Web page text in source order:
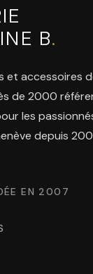
B.
et accessoires
de 2000
les
depuis
EN 2007